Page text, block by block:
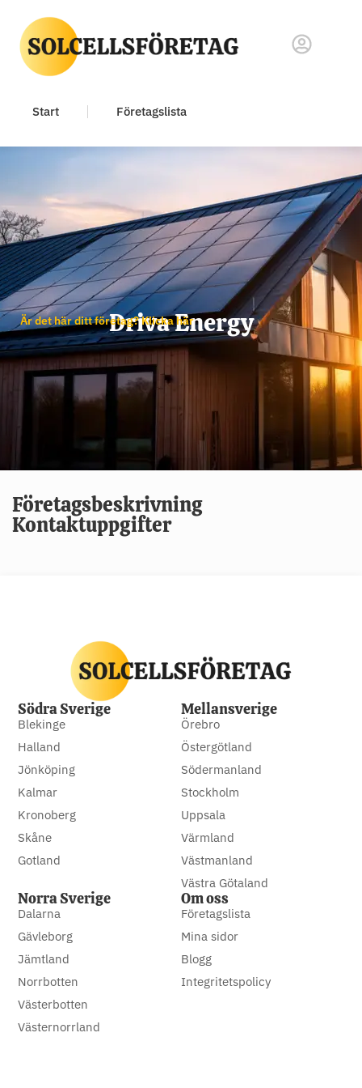
Start Företagslista
Driva Energy
Är det här ditt företag? Klicka här
Företagsbeskrivning
Kontaktuppgifter
Södra Sverige
Blekinge
Halland
Jönköping
Kalmar
Kronoberg
Skåne
Gotland
Mellansverige
Örebro
Östergötland
Södermanland
Stockholm
Uppsala
Värmland
Västmanland
Västra Götaland
Norra Sverige
Dalarna
Gävleborg
Jämtland
Norrbotten
Västerbotten
Västernorrland
Om oss
Företagslista
Mina sidor
Blogg
Integritetspolicy